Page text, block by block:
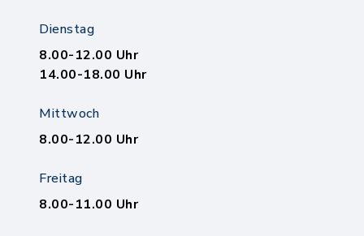
Dienstag
8.00-12.00 Uhr
14.00-18.00 Uhr
Mittwoch
8.00-12.00 Uhr
Freitag
8.00-11.00 Uhr